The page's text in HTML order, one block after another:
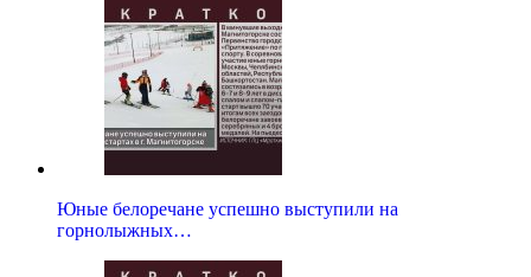
Юные белоречане успешно выступили на
горнолыжных…